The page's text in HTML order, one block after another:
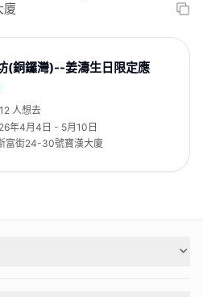
廈
(銅鑼灣)--姜濤生日限定應
12 人想去
年4月4日 - 5月10日
富街24-30號寶漢大廈